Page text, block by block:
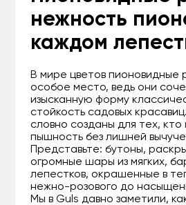
нежность
каждом
В мире цветов пионовидные
особое место, ведь они
изысканную форму
стойкость садовых
словно созданы для тех,
пышность без лишней
Представьте: бутоны,
огромные шары из мягких,
лепестков, окрашенные в
нежно-розового до
Мы в Guls давно заметили,